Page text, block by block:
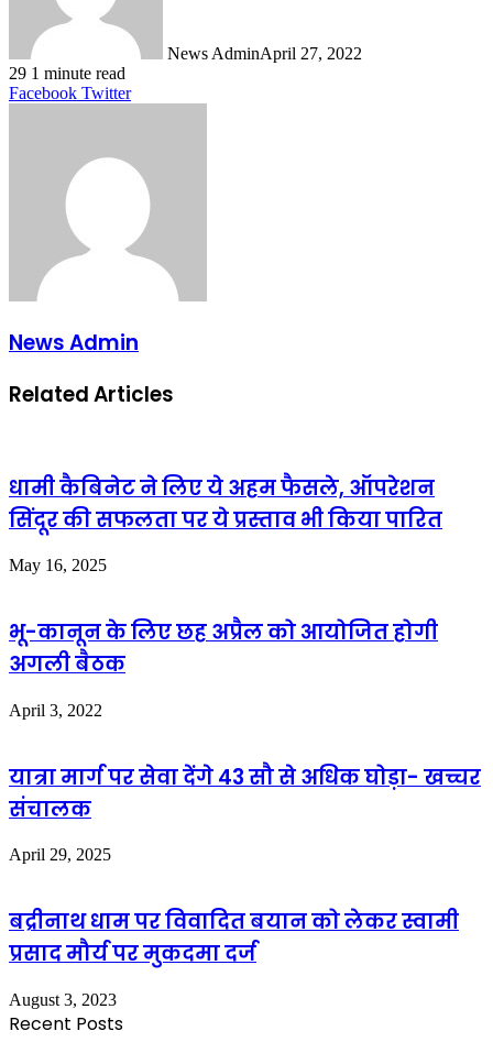
News AdminApril 27, 2022
29 1 minute read
Facebook TwitterLinkedIn
Tumblr
Pinterest
Reddit
VKontakte
Share
Print
News Admin
Related Articles
धामी कैबिनेट ने लिए ये अहम फैसले, ऑपरेशन
सिंदूर की सफलता पर ये प्रस्ताव भी किया पारित
May 16, 2025
भू-कानून के लिए छह अप्रैल को आयोजित होगी
अगली बैठक
April 3, 2022
यात्रा मार्ग पर सेवा देंगे 43 सौ से अधिक घोड़ा- खच्चर
संचालक
April 29, 2025
बद्रीनाथ धाम पर विवादित बयान को लेकर स्वामी
प्रसाद मौर्य पर मुकदमा दर्ज
August 3, 2023
Recent Posts